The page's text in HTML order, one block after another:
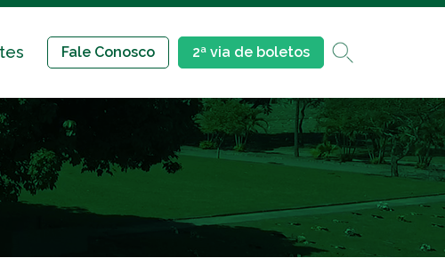
Fale Conosco 2ª via de boletos